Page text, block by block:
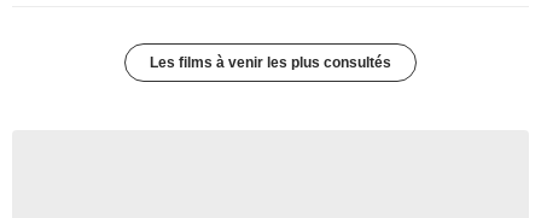
Les films à venir les plus consultés